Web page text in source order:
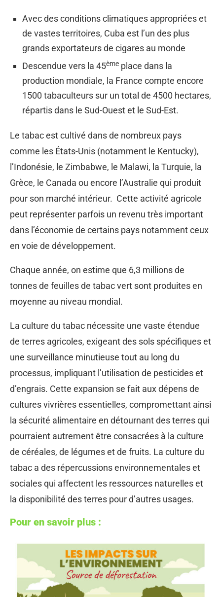
Avec des conditions climatiques appropriées et
de vastes territoires, Cuba est l’un des plus
grands exportateurs de cigares au monde
Descendue vers la 45ème place dans la
production mondiale, la France compte encore
1500 tabaculteurs sur un total de 4500 hectares,
répartis dans le Sud-Ouest et le Sud-Est.
Le tabac est cultivé dans de nombreux pays
comme les États-Unis (notamment le Kentucky),
l’Indonésie, le Zimbabwe, le Malawi, la Turquie, la
Grèce, le Canada ou encore l’Australie qui produit
pour son marché intérieur. Cette activité agricole
peut représenter parfois un revenu très important
dans l’économie de certains pays notamment ceux
en voie de développement.
Chaque année, on estime que 6,3 millions de
tonnes de feuilles de tabac vert sont produites en
moyenne au niveau mondial.
La culture du tabac nécessite une vaste étendue
de terres agricoles, exigeant des sols spécifiques et
une surveillance minutieuse tout au long du
processus, impliquant l’utilisation de pesticides et
d’engrais. Cette expansion se fait aux dépens de
cultures vivrières essentielles, compromettant ainsi
la sécurité alimentaire en détournant des terres qui
pourraient autrement être consacrées à la culture
de céréales, de légumes et de fruits. La culture du
tabac a des répercussions environnementales et
sociales qui affectent les ressources naturelles et
la disponibilité des terres pour d’autres usages.
Pour en savoir plus :